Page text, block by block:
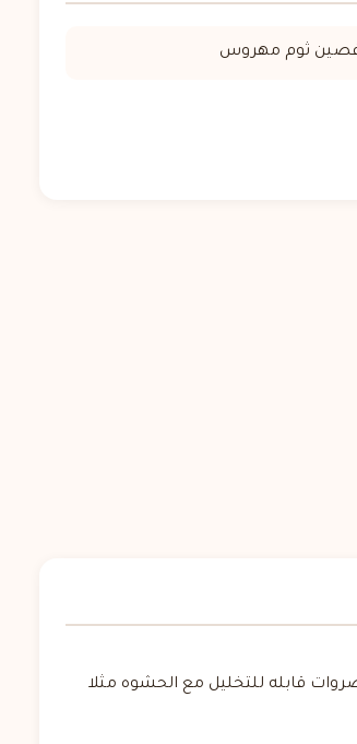
ثوم مهروس
قابله للتخليل مع الحشوه مثلا